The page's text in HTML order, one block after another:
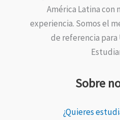
América Latina con
experiencia. Somos el
de referencia
Sobre
¿Quieres